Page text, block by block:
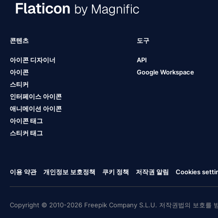
콘텐츠
아이콘 디자이너
아이콘
스티커
인터페이스 아이콘
애니메이션 아이콘
아이콘 태그
스티커 태그
도구
API
Google Workspace
이용 약관 개인정보 보호정책 쿠키 정책 저작권 알림 Cookies
Copyright © 2010-2026 Freepik Company S.L.U. 저작권법의 보호를